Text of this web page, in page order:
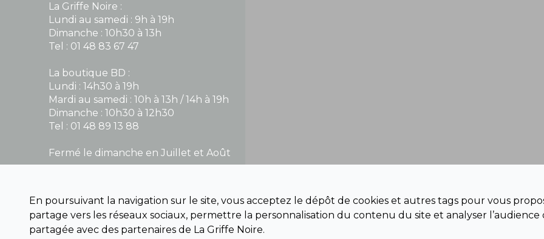
La Griffe Noire :
Lundi au samedi : 9h à 19h
Dimanche : 10h30 à 13h
Tel : 01 48 83 67 47
La boutique BD :
Lundi : 14h30 à 19h
Mardi au samedi : 10h à 13h / 14h à 19h
Dimanche : 10h30 à 12h30
Tel : 01 48 89 13 88
Fermé le dimanche en Juillet et Août
contact@la-griffe-noire.com
En poursuivant la navigation sur le site, vous acceptez le dépôt de cookies et autres tags pour vous
partage vers les réseaux sociaux, permettre la personnalisation du contenu du site et analyser
partagée avec des partenaires de La Griffe Noire.